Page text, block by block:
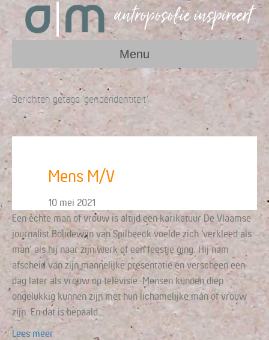
Menu
Berichten getagd ‘genderidentiteit’
Mens M/V
10 mei 2021
Een échte man of vrouw is altijd een karikatuur De Vlaamse
journalist Boudewijn van Spilbeeck voelde zich ‘verkleed als
man’ als hij naar zijn werk of een feestje ging. Hij nam
afscheid van zijn mannelijke presentatie en verscheen een
dag later als vrouw op televisie. Mensen kunnen diep
ongelukkig kunnen zijn met hun lichamelijke man of vrouw
zijn. En dat is bepaald…
Lees meer